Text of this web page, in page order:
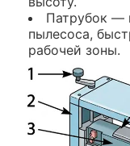
Патрубок —
пылесоса,
рабочей зоны.